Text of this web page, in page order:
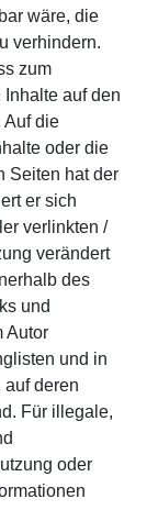
wäre, die
verhindern.
zum
auf den
Auf die
oder die
Seiten hat der
er sich
verlinkten /
verändert
des
und
Autor
und in
deren
Für illegale,
oder